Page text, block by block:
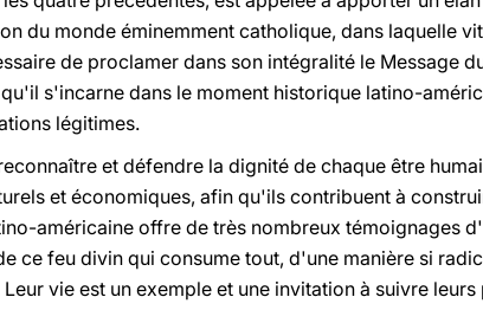
du monde éminemment catholique, dans laquelle
de proclamer dans son intégralité le Message
s'incarne dans le moment historique latino-
légitimes.
et défendre la dignité de chaque être
et économiques, afin qu'ils contribuent à
américaine offre de très nombreux témoignages
ce feu divin qui consume tout, d'une manière si
vie est un exemple et une invitation à suivre leurs